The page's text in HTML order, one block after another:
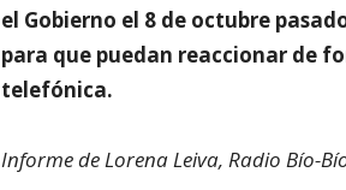
el Gobierno el 8 de octubre
para que puedan reaccionar de
telefónica.
Informe de Lorena Leiva, Radio Bío-